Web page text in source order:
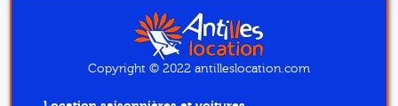
Copyright © 2022 antilleslocation.com